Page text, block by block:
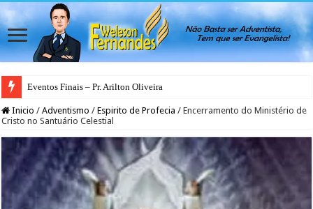
Eventos Finais – Pr. Arilton Oliveira
Espirito Santo – O Deus dos Bastidores
Inicio / Adventismo / Espirito de Profecia / Encerramento do Ministério de
Cristo no Santuário Celestial